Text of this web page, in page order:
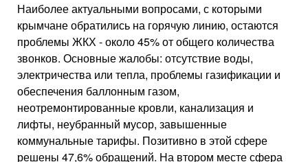
Наиболее актуальными вопросами, с кото­рыми
крымчане обратились на горячую ли­нию, остаются
проблемы ЖКХ - около 45% от общего количества
звонков. Основные жалобы: отсутствие воды,
электричества или тепла, проблемы газификации и
обеспече­ния баллонным газом,
неотремонтированные кровли, канализация и
лифты, неубранный мусор, завышенные
коммунальные тарифы. Позитивно в этой сфере
решены 47,6% об­ращений. На втором месте сфера